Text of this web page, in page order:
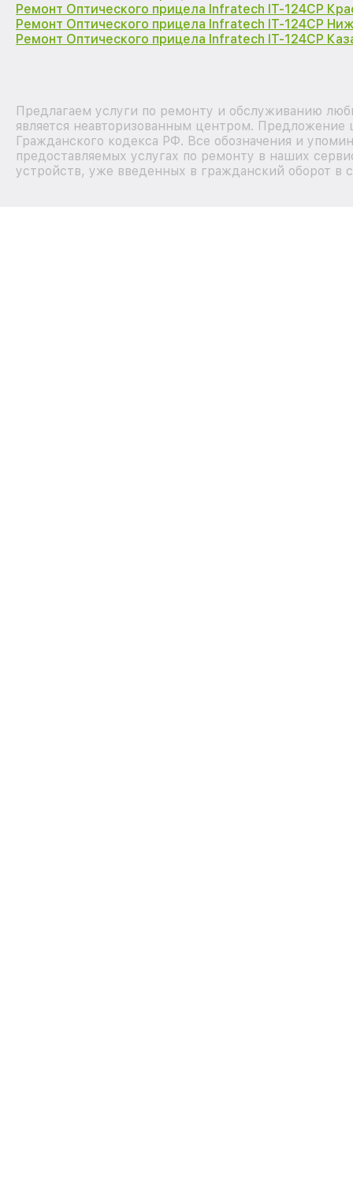
Ремонт Оптического прицела Infratech IT-124CP
Ремонт Оптического прицела Infratech IT-124CP
Ремонт Оптического прицела Infratech IT-124CP
Предлагаем услуги по ремонту и обслуживанию
является неавторизованным центром.
Гражданского кодекса РФ. Все обозначения и
предоставляемых услугах по ремонту в наших
устройств, уже введенных в гражданский оборот в